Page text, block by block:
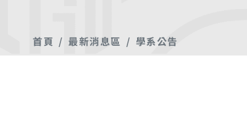
首頁 最新消息區 學系公告